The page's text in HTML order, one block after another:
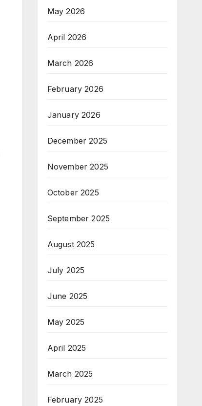
May 2026
April 2026
March 2026
February 2026
January 2026
December 2025
November 2025
October 2025
September 2025
August 2025
July 2025
June 2025
May 2025
April 2025
March 2025
February 2025